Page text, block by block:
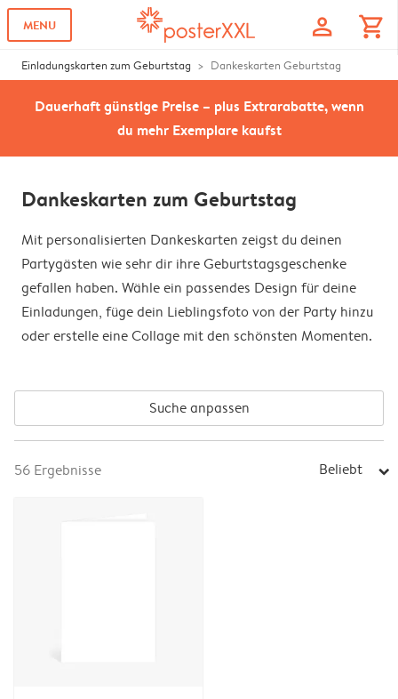
MENU profile shopping_cart
Einladungskarten zum Geburtstag Dankeskarten Geburtstag
Dauerhaft günstige Preise – plus Extrarabatte, wenn
du mehr Exemplare kaufst
Dankeskarten zum Geburtstag
Mit personalisierten Dankeskarten zeigst du deinen
Partygästen wie sehr dir ihre Geburtstagsgeschenke
gefallen haben. Wähle ein passendes Design für deine
Einladungen, füge dein Lieblingsfoto von der Party hinzu
oder erstelle eine Collage mit den schönsten Momenten.
Suche anpassen
56 Ergebnisse Beliebt arrow_right